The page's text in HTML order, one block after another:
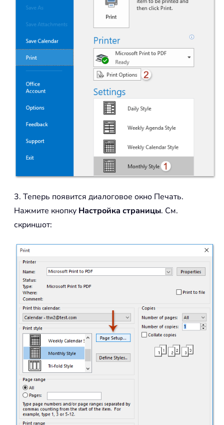
3. Теперь появится диалоговое окно Печать.
Нажмите кнопку Настройка страницы. См.
скриншот: